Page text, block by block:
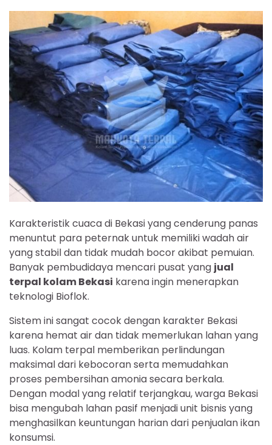
Karakteristik cuaca di Bekasi yang cenderung panas
menuntut para peternak untuk memiliki wadah air
yang stabil dan tidak mudah bocor akibat pemuian.
Banyak pembudidaya mencari pusat yang jual
terpal kolam Bekasi karena ingin menerapkan
teknologi Bioflok.
Sistem ini sangat cocok dengan karakter Bekasi
karena hemat air dan tidak memerlukan lahan yang
luas. Kolam terpal memberikan perlindungan
maksimal dari kebocoran serta memudahkan
proses pembersihan amonia secara berkala.
Dengan modal yang relatif terjangkau, warga Bekasi
bisa mengubah lahan pasif menjadi unit bisnis yang
menghasilkan keuntungan harian dari penjualan ikan
konsumsi.